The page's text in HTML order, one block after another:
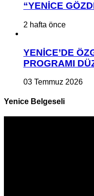
“YENİCE
2 hafta önce
YENİCE’DE
PROGRAMI
03 Temmuz 2026
Yenice Belgeseli